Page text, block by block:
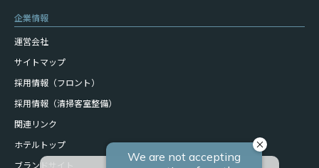
企業情報
運営会社
サイトマップ
採用情報（フロント）
採用情報（清掃客室整備）
関連リンク
ホテルトップ
ブランドサイト